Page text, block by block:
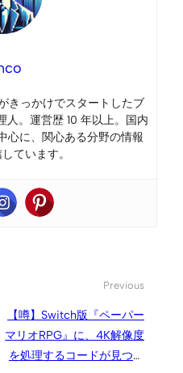
きっかけでスタートしたブ
人。運営歴 10 年以上。国内
心に、関心ある分野の情報
ています。
Previous
【噂】Switch版『ペーパー
マリオRPG』に、4K解像度
を処理するコードが見つか